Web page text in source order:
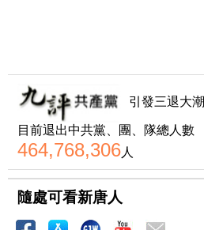
引發三退大潮
目前退出中共黨、團、隊總人數
464,768,306人
隨處可看新唐人